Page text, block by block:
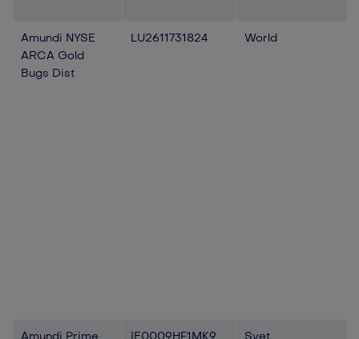
Amundi NYSE
ARCA Gold
Bugs Dist
LU2611731824 World
Amundi Prime IE0009HF1MK9 Svet